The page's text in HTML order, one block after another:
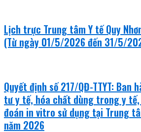
Lịch trực Trung tâm Y tế Quy
(Từ ngày 01/5/2026 đến 31/5/
Quyết định số 217/QĐ-TTYT: Ban
tư y tế, hóa chất dùng trong y tế,
đoán in vitro sử dụng tại Trung
năm 2026